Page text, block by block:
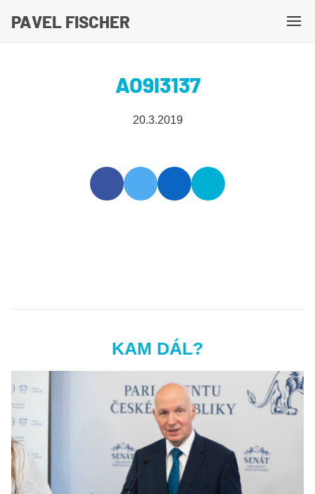
PAVEL FISCHER
M
AO9I3137
20.3.2019
KAM DÁL?